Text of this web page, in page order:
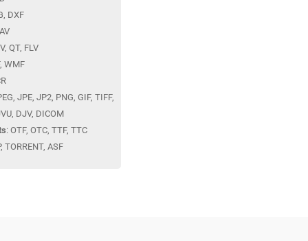
DXF
QT, FLV
WMF
JPE, JP2, PNG, GIF, TIFF,
DJV, DICOM‎
: OTF, OTC, TTF, TTC‎
TORRENT, ASF